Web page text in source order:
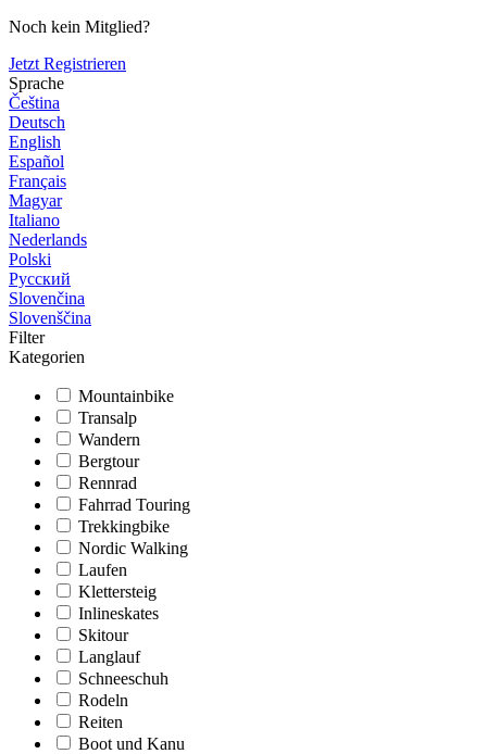
Noch kein Mitglied?
Jetzt Registrieren
Sprache
Čeština
Deutsch
English
Español
Français
Magyar
Italiano
Nederlands
Polski
Русский
Slovenčina
Slovenščina
Filter
Kategorien
Mountainbike
Transalp
Wandern
Bergtour
Rennrad
Fahrrad Touring
Trekkingbike
Nordic Walking
Laufen
Klettersteig
Inlineskates
Skitour
Langlauf
Schneeschuh
Rodeln
Reiten
Boot und Kanu